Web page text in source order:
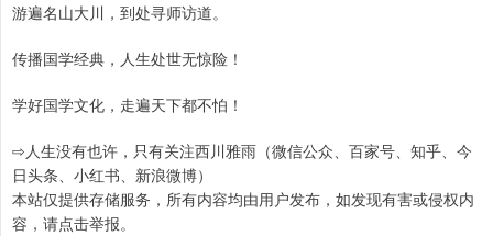
游遍名山大川，到处寻师访道。
传播国学经典，人生处世无惊险！
学好国学文化，走遍天下都不怕！
⇨人生没有也许，只有关注西川雅雨（微信公众、百家号、知乎、今
日头条、小红书、新浪微博）
本站仅提供存储服务，所有内容均由用户发布，如发现有害或侵权内
容，请点击举报。